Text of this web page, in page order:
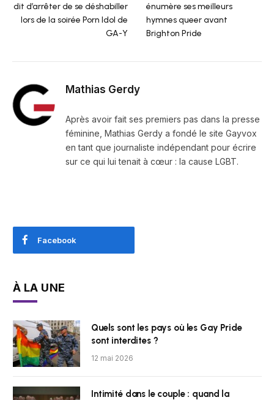
dit d’arrêter de se déshabiller
lors de la soirée Porn Idol de
GA-Y
énumère ses meilleurs
hymnes queer avant
Brighton Pride
Mathias Gerdy
Après avoir fait ses premiers pas dans la presse
féminine, Mathias Gerdy a fondé le site Gayvox
en tant que journaliste indépendant pour écrire
sur ce qui lui tenait à cœur : la cause LGBT.
Facebook
À LA UNE
Quels sont les pays où les Gay Pride
sont interdites ?
12 mai 2026
Intimité dans le couple : quand la